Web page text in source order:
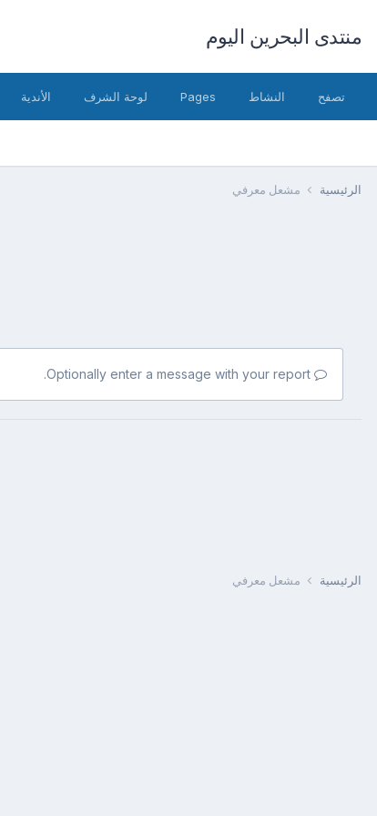
منتدى البحرين اليوم
تصفح النشاط Pages لوحة الشرف الأندية
الرئيسية مشعل معرفي
الرئيسية مشعل معرفي